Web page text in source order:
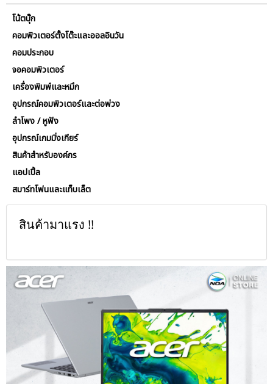
โน้ตบุ๊ก
คอมพิวเตอร์ตั้งโต๊ะและออลอินวัน
คอมประกอบ
จอคอมพิวเตอร์
เครื่องพิมพ์และหมึก
อุปกรณ์คอมพิวเตอร์และต่อพ่วง
ลำโพง / หูฟัง
อุปกรณ์เกมมิ่งเกียร์
สินค้าสำหรับองค์กร
แอปเปิ้ล
สมาร์ทโฟนและแท็บเล็ต
สินค้ามาแรง !!